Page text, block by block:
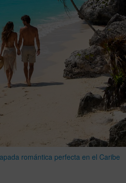
romántica perfecta en el Caribe